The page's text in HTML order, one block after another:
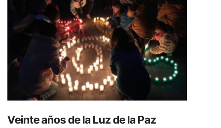
Veinte años de la Luz de la Paz